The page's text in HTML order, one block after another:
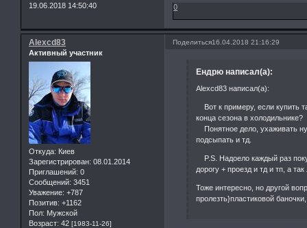
19.06.2018 14:50:40
0
Поделиться16.04.2018 21:16:29
Alexcd83
Активный участник
Откуда: Киев
Зарегистрирован: 08.01.2014
Приглашений: 0
Сообщений: 3451
Уважение: +787
Позитив: +1162
Пол: Мужской
Возраст: 42 [1983-11-26]
Ендрю написал(а):
Alexcd83 написал(а):
Вот к примеру, если купить
конца сезона в холодильнике?
Понятное дело, ухаживать
подсыпать и тд.
P.S. Надоело каждый раз
дорогу + проезд и тд и тп, а
Тоже интересно, но другой
пролезть}пластиковой